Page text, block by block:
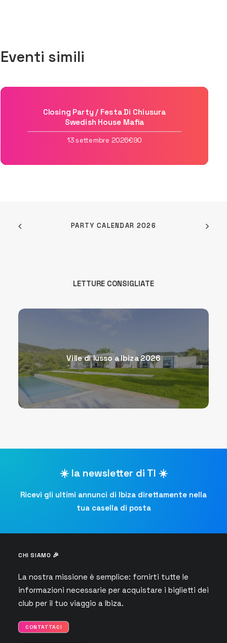
Eventi simili
Closing Party / Festa Di Chiusura
Swedish House Mafia
13 settembre 2026€90
PARTY CALENDAR 2026
LETTURE CONSIGLIATE
Ville di lusso a Ibiza 2026
☀️ la newsletter di TI ☀️
Ricevi gli ultimi annunci di Ibiza direttamente nella
tua casella di posta
CHI SIAMO 🎉
La nostra missione è semplice: fornirti tutte le
informazioni necessarie per acquistare i biglietti dei
club per il tuo viaggio a Ibiza.
CONTATTACI